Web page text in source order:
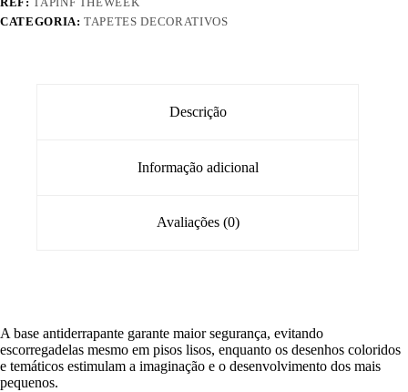
CATEGORIA:TAPETES DECORATIVOS
Descrição
Informação adicional
Avaliações (0)
A base antiderrapante garante maior segurança, evitando
escorregadelas mesmo em pisos lisos, enquanto os desenhos coloridos
e temáticos estimulam a imaginação e o desenvolvimento dos mais
pequenos.